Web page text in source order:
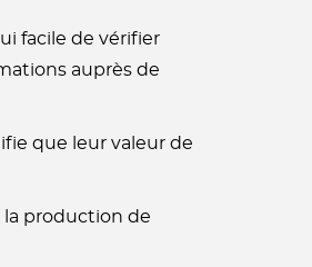
facile de vérifier
auprès de
que leur valeur de
production de